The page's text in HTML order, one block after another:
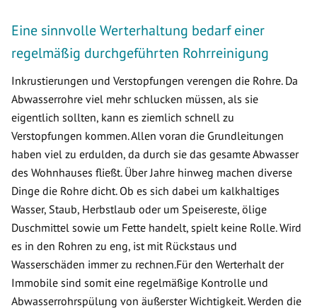
Eine sinnvolle Werterhaltung bedarf einer
regelmäßig durchgeführten Rohrreinigung
Inkrustierungen und Verstopfungen verengen die Rohre. Da
Abwasserrohre viel mehr schlucken müssen, als sie
eigentlich sollten, kann es ziemlich schnell zu
Verstopfungen kommen. Allen voran die Grundleitungen
haben viel zu erdulden, da durch sie das gesamte Abwasser
des Wohnhauses fließt. Über Jahre hinweg machen diverse
Dinge die Rohre dicht. Ob es sich dabei um kalkhaltiges
Wasser, Staub, Herbstlaub oder um Speisereste, ölige
Duschmittel sowie um Fette handelt, spielt keine Rolle. Wird
es in den Rohren zu eng, ist mit Rückstaus und
Wasserschäden immer zu rechnen.Für den Werterhalt der
Immobile sind somit eine regelmäßige Kontrolle und
Abwasserrohrspülung von äußerster Wichtigkeit. Werden die